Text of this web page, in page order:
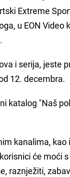
Extreme
u EON Video
i serija, jeste
12. decembra.
katalog "Naš
kanalima, kao
će moći
raznježiti,